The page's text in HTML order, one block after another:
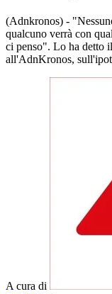
(Adnkronos) -
qualcuno verrà con
ci penso". Lo ha detto
all'AdnKronos,
A cura di